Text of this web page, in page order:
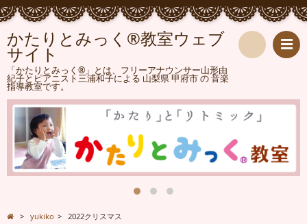
かたりとみっく®教室ウェブ
サイト
「かたりとみっく®」とは、フリーアナウンサー山形由
紀子とピアニスト三浦和子による 山梨県 甲府市 の 音楽
指導教室です。
索
> yukiko > 2022クリスマス